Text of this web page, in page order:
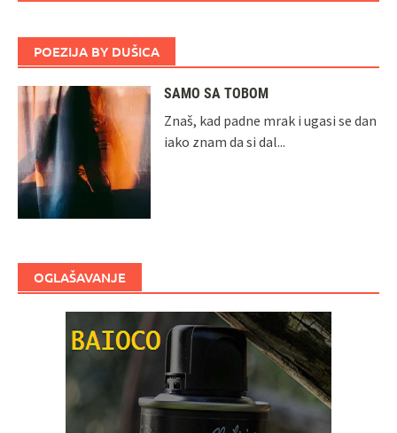
POEZIJA BY DUŠICA
SAMO SA TOBOM
Znaš, kad padne mrak i ugasi se dan
iako znam da si dal...
OGLAŠAVANJE